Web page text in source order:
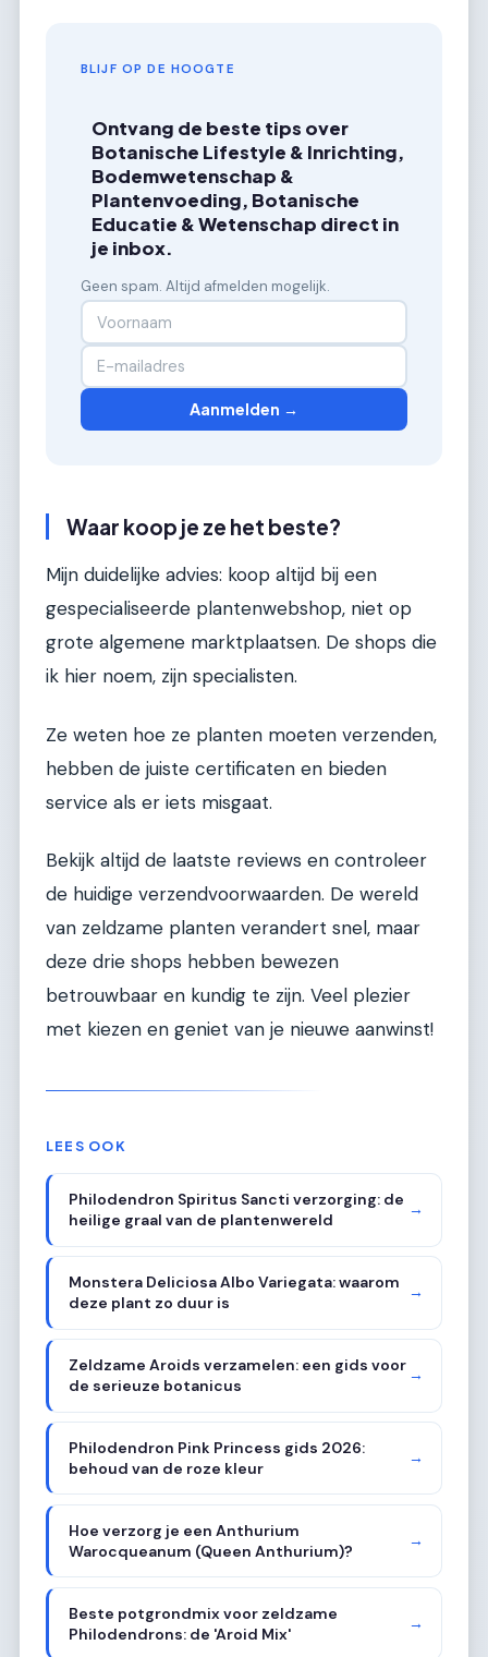
BLIJF OP DE HOOGTE
Ontvang de beste tips over
Botanische Lifestyle & Inrichting,
Bodemwetenschap &
Plantenvoeding, Botanische
Educatie & Wetenschap direct in
je inbox.
Geen spam. Altijd afmelden mogelijk.
Aanmelden →
Waar koop je ze het beste?
Mijn duidelijke advies: koop altijd bij een
gespecialiseerde plantenwebshop, niet op
grote algemene marktplaatsen. De shops die
ik hier noem, zijn specialisten.
Ze weten hoe ze planten moeten verzenden,
hebben de juiste certificaten en bieden
service als er iets misgaat.
Bekijk altijd de laatste reviews en controleer
de huidige verzendvoorwaarden. De wereld
van zeldzame planten verandert snel, maar
deze drie shops hebben bewezen
betrouwbaar en kundig te zijn. Veel plezier
met kiezen en geniet van je nieuwe aanwinst!
LEES OOK
Philodendron Spiritus Sancti verzorging: de
heilige graal van de plantenwereld
→
Monstera Deliciosa Albo Variegata: waarom
deze plant zo duur is
→
Zeldzame Aroids verzamelen: een gids voor
de serieuze botanicus
→
Philodendron Pink Princess gids 2026:
behoud van de roze kleur
→
Hoe verzorg je een Anthurium
Warocqueanum (Queen Anthurium)?
→
Beste potgrondmix voor zeldzame
Philodendrons: de 'Aroid Mix'
→